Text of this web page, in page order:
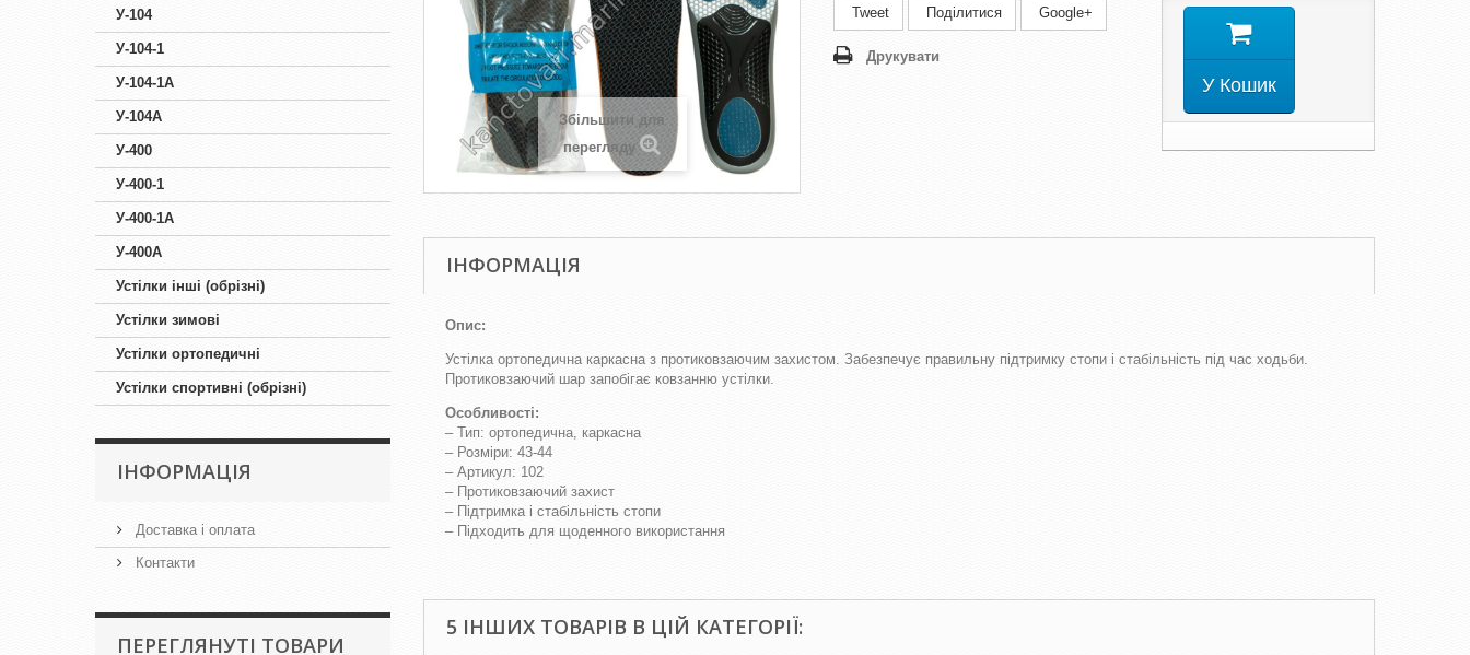
У-104
У-104-1
У-104-1А
У-104А
У-400
У-400-1
У-400-1А
У-400А
Устілки інші (обрізні)
Устілки зимові
Устілки ортопедичні
Устілки спортивні (обрізні)
IНФОРМАЦІЯ
Доставка і оплата
Контакти
ПЕРЕГЛЯНУТІ ТОВАРИ
Збільшити для
перегляду
Tweet Поділитися Google+
Друкувати
У Кошик
ІНФОРМАЦІЯ
Опис:
Устілка ортопедична каркасна з протиковзаючим захистом. Забезпечує правильну підтримку стопи і стабільність під час ходьби.
Протиковзаючий шар запобігає ковзанню устілки.
Особливості:
– Тип: ортопедична, каркасна
– Розміри: 43-44
– Артикул: 102
– Протиковзаючий захист
– Підтримка і стабільність стопи
– Підходить для щоденного використання
5 ІНШИХ ТОВАРІВ В ЦІЙ КАТЕГОРІЇ: